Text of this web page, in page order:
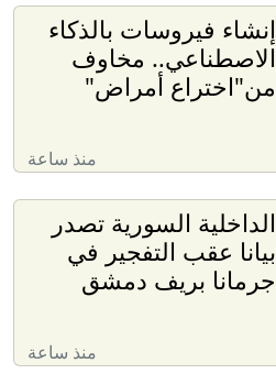
إنشاء فيروسات بالذكاء
الاصطناعي.. مخاوف
من"اختراع أمراض"
منذ ساعة
الداخلية السورية تصدر
بيانا عقب التفجير في
جرمانا بريف دمشق
منذ ساعة